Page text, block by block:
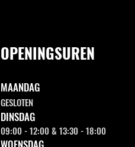
OPENINGSUREN
MAANDAG
GESLOTEN
DINSDAG
09:00 - 12:00 & 13:30 - 18:00